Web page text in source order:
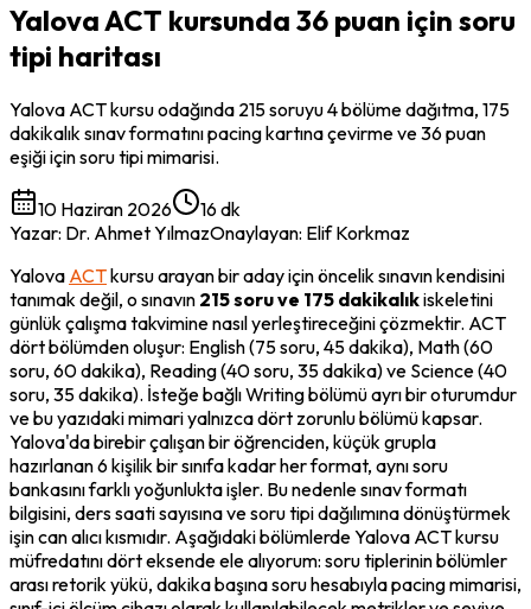
Yalova ACT kursunda 36 puan için soru
tipi haritası
Yalova ACT kursu odağında 215 soruyu 4 bölüme dağıtma, 175
dakikalık sınav formatını pacing kartına çevirme ve 36 puan
eşiği için soru tipi mimarisi.
10 Haziran 2026
16 dk
Yazar: Dr. Ahmet YılmazOnaylayan: Elif Korkmaz
Yalova ACT kursu arayan bir aday için öncelik sınavın kendisini
tanımak değil, o sınavın 215 soru ve 175 dakikalık iskeletini
günlük çalışma takvimine nasıl yerleştireceğini çözmektir. ACT
dört bölümden oluşur: English (75 soru, 45 dakika), Math (60
soru, 60 dakika), Reading (40 soru, 35 dakika) ve Science (40
soru, 35 dakika). İsteğe bağlı Writing bölümü ayrı bir oturumdur
ve bu yazıdaki mimari yalnızca dört zorunlu bölümü kapsar.
Yalova'da birebir çalışan bir öğrenciden, küçük grupla
hazırlanan 6 kişilik bir sınıfa kadar her format, aynı soru
bankasını farklı yoğunlukta işler. Bu nedenle sınav formatı
bilgisini, ders saati sayısına ve soru tipi dağılımına dönüştürmek
işin can alıcı kısmıdır. Aşağıdaki bölümlerde Yalova ACT kursu
müfredatını dört eksende ele alıyorum: soru tiplerinin bölümler
arası retorik yükü, dakika başına soru hesabıyla pacing mimarisi,